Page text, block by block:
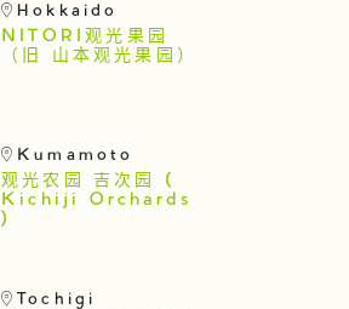
Hokkaido
NITORI观光果园
（旧 山本观光果园）
Kumamoto
观光农园 吉次园 (
Kichiji Orchards
)
Tochigi